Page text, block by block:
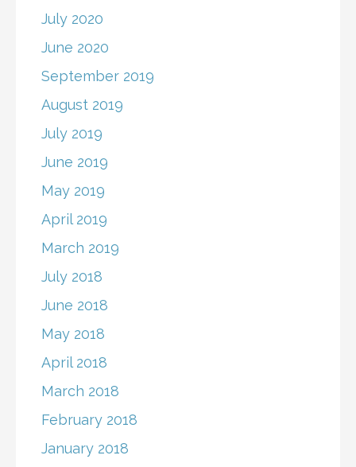
July 2020
June 2020
September 2019
August 2019
July 2019
June 2019
May 2019
April 2019
March 2019
July 2018
June 2018
May 2018
April 2018
March 2018
February 2018
January 2018